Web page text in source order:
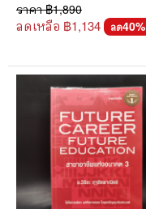
ราคา ฿1,890
ลดเหลือ ฿1,134 ลด40%